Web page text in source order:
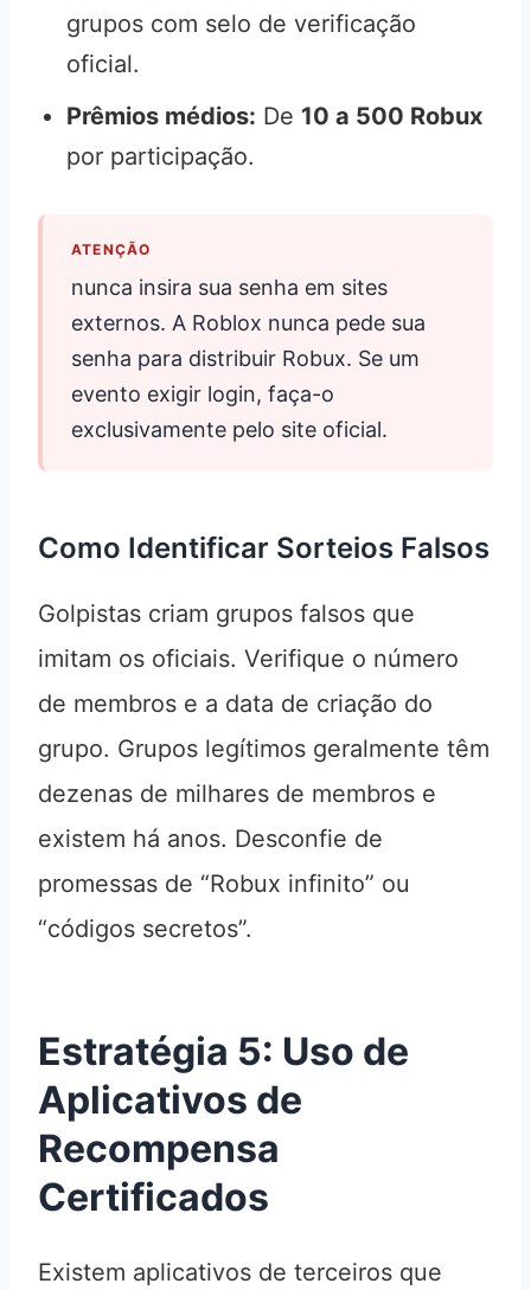
grupos com selo de verificação
oficial.
Prêmios médios: De 10 a 500 Robux
por participação.
ATENÇÃO
nunca insira sua senha em sites
externos. A Roblox nunca pede sua
senha para distribuir Robux. Se um
evento exigir login, faça-o
exclusivamente pelo site oficial.
Como Identificar Sorteios Falsos
Golpistas criam grupos falsos que
imitam os oficiais. Verifique o número
de membros e a data de criação do
grupo. Grupos legítimos geralmente têm
dezenas de milhares de membros e
existem há anos. Desconfie de
promessas de “Robux infinito” ou
“códigos secretos”.
Estratégia 5: Uso de
Aplicativos de
Recompensa
Certificados
Existem aplicativos de terceiros que